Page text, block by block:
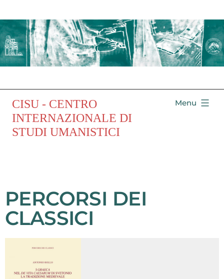
CISU - CENTRO
INTERNAZIONALE DI
STUDI UMANISTICI
Menu
PERCORSI DEI
CLASSICI